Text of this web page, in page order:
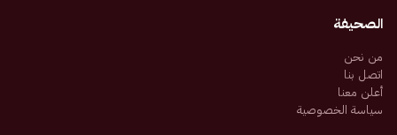
الصحيفة
من نحن
اتصل بنا
أعلن معنا
سياسة الخصوصية